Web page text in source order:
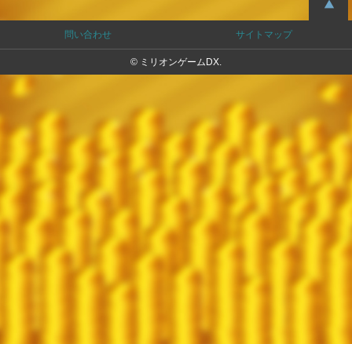
問い合わせ サイトマップ
© ミリオンゲームDX.